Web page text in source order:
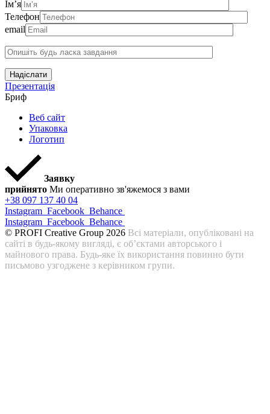
Ім’я
Телефон
email
Надіслати
Презентація
Бриф
Веб сайт
Упаковка
Логотип
Заявку
прийнято Ми оперативно зв'яжемося з вами
+38 097 137 40 04
Instagram Facebook Behance
Instagram Facebook Behance
© PROFI Creative Group 2026 Всі матеріали, опубліковані на
сайті в будь-якому вигляді, є об’єктами авторського і
майнового права. Будь-яке їх використання повинно бути
письмово узгоджене з керівником групи.